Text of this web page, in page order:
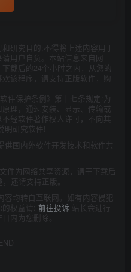
研究目的;不得将上述内容用于
用户自负。本站信息来自网
载后的24个小时之内，从您的
该程序，请支持正版软件，购
件保护条例》第十七条规定:为
理，通过安装、显示、传输或
经软件著作权人许可，不向其
研究软件!
国内外软件开发技术和软件共
件为网络共享资源，请于下载后
还请支持正版。
均转自互联网。如有内容侵犯
权益请: 前往投诉 站长会进行
内为您删除。